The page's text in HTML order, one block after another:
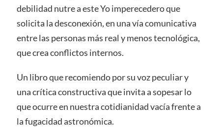
debilidad nutre a este Yo imperecedero que
solicita la desconexión, en una vía comunicativa
entre las personas más real y menos tecnológica,
que crea conflictos internos.
Un libro que recomiendo por su voz peculiar y
una crítica constructiva que invita a sopesar lo
que ocurre en nuestra cotidianidad vacía frente a
la fugacidad astronómica.